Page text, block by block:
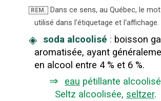
REM. Dans ce sens, au Québec, le mot
utilisé dans l'étiquetage et l'affichage.
◈ soda alcoolisé : boisson
aromatisée, ayant
en alcool entre 4 % et 6 %.
⇒ eau pétillante
Seltz alcoolisée, seltzer.